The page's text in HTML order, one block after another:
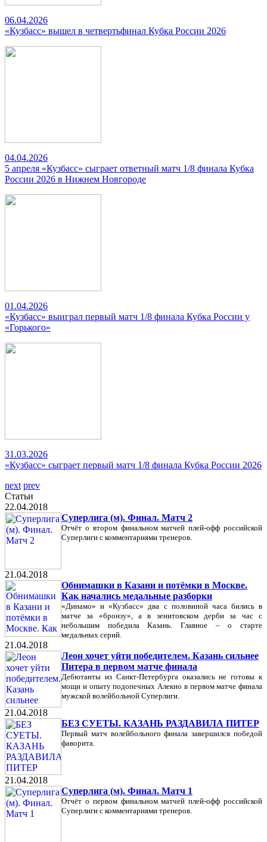
06.04.2026
«Кузбасс» вышел в четвертьфинал Кубка России 2026
04.04.2026
5 апреля «Кузбасс» сыграет ответный матч 1/8 финала Кубка
России 2026 в Нижнем Новгороде
01.04.2026
«Кузбасс» выиграл первый матч 1/8 финала Кубка России у
«Горького»
31.03.2026
«Кузбасс» сыграет первый матч 1/8 финала Кубка России 2026
next prev
Статьи
22.04.2018
Суперлига (м). Финал. Матч 2
Отчёт о втором финальном матчей плей-офф российской
Суперлиги с комментариями тренеров.
21.04.2018
Обнимашки в Казани и потёмки в Москве.
Как начались медальные разборки
«Динамо» и «Кузбасс» два с половиной часа бились в
матче за «бронзу», а в зенитовском дерби за час с
небольшим победила Казань. Главное – о старте
медальных серий.
21.04.2018
Леон хочет уйти победителем. Казань сильнее
Питера в первом матче финала
Дебютанты из Санкт-Петербурга оказались не готовы к
мощи и опыту подопечных Алекно в первом матче финала
мужской волейбольной Суперлиги.
21.04.2018
БЕЗ СУЕТЫ. КАЗАНЬ РАЗДАВИЛА ПИТЕР
Первый матч волейбольного финала завершился победой
фаворита.
21.04.2018
Суперлига (м). Финал. Матч 1
Отчёт о первом финальном матчей плей-офф российской
Суперлиги с комментариями тренеров.